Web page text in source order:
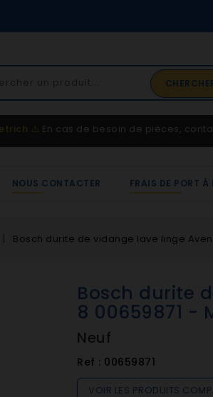
02 41 65 37
Service client
⚠️ En cas de besoin de pièces,
NOUS CONTACTER FRAIS DE PORT
Bosch durite de vidange lave linge
Bosch durite
8 00659871 -
Neuf
Ref : 00659871
VOIR LES PRODUITS